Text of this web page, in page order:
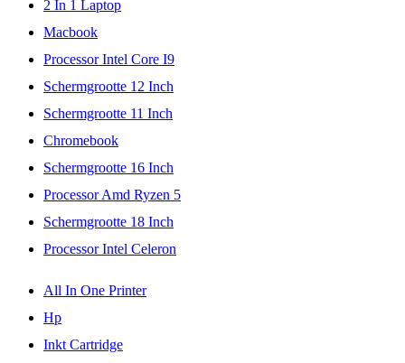
2 In 1 Laptop
Macbook
Processor Intel Core I9
Schermgrootte 12 Inch
Schermgrootte 11 Inch
Chromebook
Schermgrootte 16 Inch
Processor Amd Ryzen 5
Schermgrootte 18 Inch
Processor Intel Celeron
All In One Printer
Hp
Inkt Cartridge